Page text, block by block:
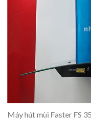
Máy hút mùi Faster FS